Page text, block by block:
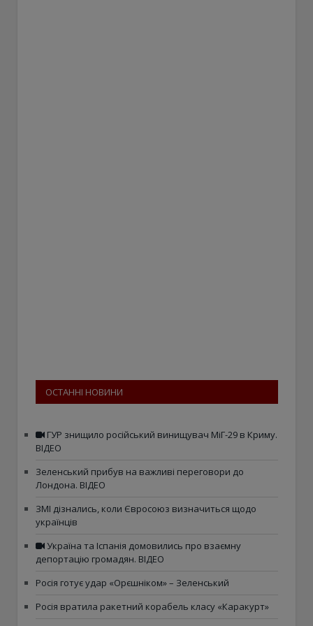
ОСТАННІ НОВИНИ
ГУР знищило російський винищувач МіГ-29 в Криму.
ВІДЕО
Зеленський прибув на важливі переговори до
Лондона. ВІДЕО
ЗМІ дізнались, коли Євросоюз визначиться щодо
українців
Україна та Іспанія домовились про взаємну
депортацію громадян. ВІДЕО
Росія готує удар «Орєшніком» – Зеленський
Росія вратила ракетний корабель класу «Каракурт»